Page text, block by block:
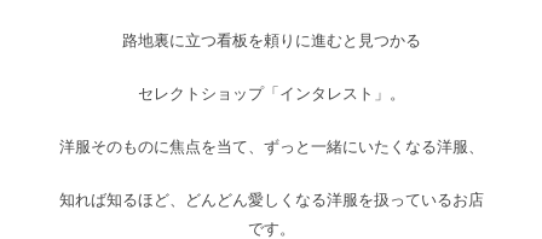
路地裏に立つ看板を頼りに進むと見つかる
セレクトショップ「インタレスト」。
洋服そのものに焦点を当て、ずっと一緒にいたくなる洋服、
知れば知るほど、どんどん愛しくなる洋服を扱っているお店
です。